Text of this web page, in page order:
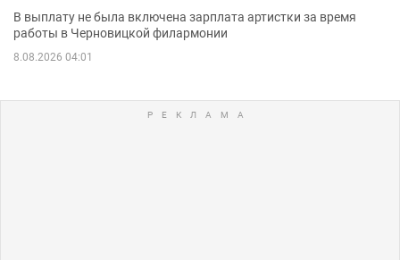
В выплату не была включена зарплата артистки за время
работы в Черновицкой филармонии
8.08.2026 04:01